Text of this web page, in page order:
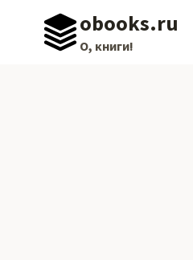
содержимому
obooks.ru
О, книги!